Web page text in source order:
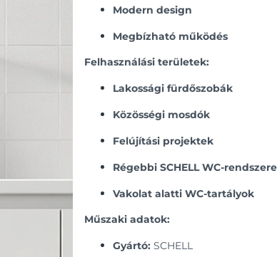
Modern design
Megbízható működés
Felhasználási területek:
Lakossági fürdőszobák
Közösségi mosdók
Felújítási projektek
Régebbi SCHELL WC-
Vakolat alatti WC-tartályok
Műszaki adatok:
Gyártó: SCHELL